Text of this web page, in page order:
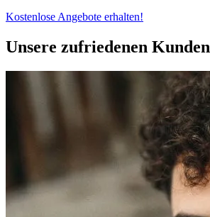
Kostenlose Angebote erhalten!
Unsere zufriedenen Kunden